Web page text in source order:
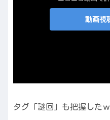
タグ「謎回」も把握したｗ